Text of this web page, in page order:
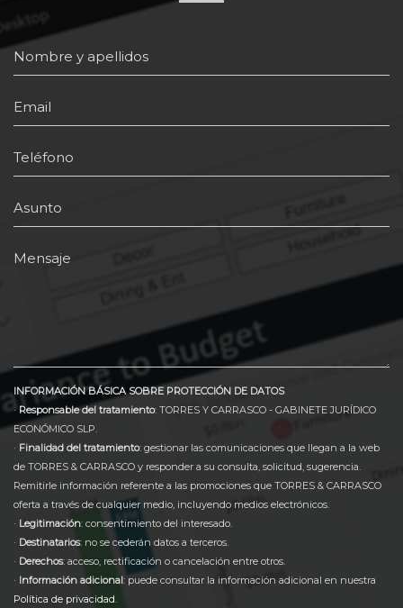
Nombre y apellidos
Email
Teléfono
Asunto
Mensaje
INFORMACIÓN BÁSICA SOBRE PROTECCIÓN DE DATOS
· Responsable del tratamiento: TORRES Y CARRASCO - GABINETE JURÍDICO
ECONÓMICO SLP.
· Finalidad del tratamiento: gestionar las comunicaciones que llegan a la web
de TORRES & CARRASCO y responder a su consulta, solicitud, sugerencia.
Remitirle información referente a las promociones que TORRES & CARRASCO
oferta a través de cualquier medio, incluyendo medios electrónicos.
· Legitimación: consentimiento del interesado.
· Destinatarios: no se cederán datos a terceros.
· Derechos: acceso, rectificación o cancelación entre otros.
· Información adicional: puede consultar la información adicional en nuestra
Política de privacidad.